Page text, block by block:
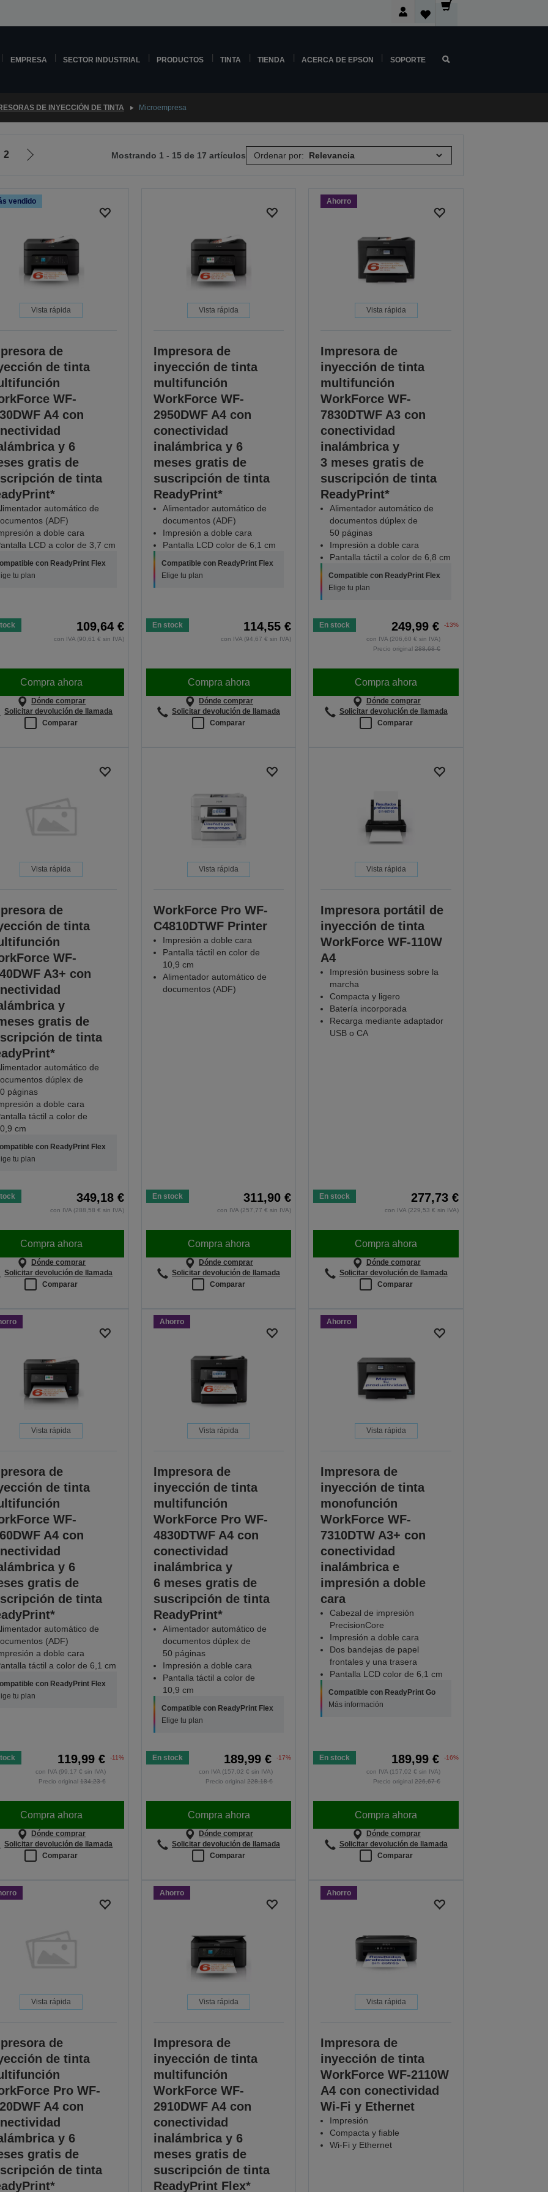
EMPRESA SECTOR INDUSTRIAL PRODUCTOS TINTA TIENDA ACERCA DE EPSON SOPORTE
DE INYECCIÓN DE TINTA Microempresa
2
Ir
página
Mostrando 1 - 15 de 17 artículos Ordenar por:
vendido
Vista rápida
de
de tinta
WF-
A4 con
y 6
gratis de
de tinta
automático de
(ADF)
a doble cara
LCD a color de 3,7 cm
con ReadyPrint Flex
tu plan
109,64 €
con IVA (90,61 € sin IVA)
Compra ahora
Dónde comprar
Solicitar devolución de llamada
Comparar
Vista rápida
Impresora de
inyección de tinta
multifunción
WorkForce WF-
2950DWF A4 con
conectividad
inalámbrica y 6
meses gratis de
suscripción de tinta
ReadyPrint*
Alimentador automático de
documentos (ADF)
Impresión a doble cara
Pantalla LCD color de 6,1 cm
Compatible con ReadyPrint Flex
Elige tu plan
En stock 114,55 €
con IVA (94,67 € sin IVA)
Compra ahora
Dónde comprar
Solicitar devolución de llamada
Comparar
Ahorro
Vista rápida
Impresora de
inyección de tinta
multifunción
WorkForce WF-
7830DTWF A3 con
conectividad
inalámbrica y
3 meses gratis de
suscripción de tinta
ReadyPrint*
Alimentador automático de
documentos dúplex de
50 páginas
Impresión a doble cara
Pantalla táctil a color de 6,8 cm
Compatible con ReadyPrint Flex
Elige tu plan
En stock 249,99 € -13%
con IVA (206,60 € sin IVA)
Precio original288,68 €
Compra ahora
Dónde comprar
Solicitar devolución de llamada
Comparar
Vista rápida
de
de tinta
WF-
A3+ con
y
gratis de
de tinta
automático de
dúplex de
páginas
a doble cara
táctil a color de
cm
con ReadyPrint Flex
tu plan
349,18 €
con IVA (288,58 € sin IVA)
Compra ahora
Dónde comprar
Solicitar devolución de llamada
Comparar
Vista rápida
WorkForce Pro WF-
C4810DTWF Printer
Impresión a doble cara
Pantalla táctil en color de
10,9 cm
Alimentador automático de
documentos (ADF)
En stock 311,90 €
con IVA (257,77 € sin IVA)
Compra ahora
Dónde comprar
Solicitar devolución de llamada
Comparar
Vista rápida
Impresora portátil de
inyección de tinta
WorkForce WF-110W
A4
Impresión business sobre la
marcha
Compacta y ligero
Batería incorporada
Recarga mediante adaptador
USB o CA
En stock 277,73 €
con IVA (229,53 € sin IVA)
Compra ahora
Dónde comprar
Solicitar devolución de llamada
Comparar
Vista rápida
de
de tinta
WF-
A4 con
y 6
gratis de
de tinta
automático de
(ADF)
a doble cara
táctil a color de 6,1 cm
con ReadyPrint Flex
tu plan
119,99 € -11%
con IVA (99,17 € sin IVA)
Precio original 134,23 €
Compra ahora
Dónde comprar
Solicitar devolución de llamada
Comparar
Ahorro
Vista rápida
Impresora de
inyección de tinta
multifunción
WorkForce Pro WF-
4830DTWF A4 con
conectividad
inalámbrica y
6 meses gratis de
suscripción de tinta
ReadyPrint*
Alimentador automático de
documentos dúplex de
50 páginas
Impresión a doble cara
Pantalla táctil a color de
10,9 cm
Compatible con ReadyPrint Flex
Elige tu plan
En stock 189,99 € -17%
con IVA (157,02 € sin IVA)
Precio original228,18 €
Compra ahora
Dónde comprar
Solicitar devolución de llamada
Comparar
Ahorro
Vista rápida
Impresora de
inyección de tinta
monofunción
WorkForce WF-
7310DTW A3+ con
conectividad
inalámbrica e
impresión a doble
cara
Cabezal de impresión
PrecisionCore
Impresión a doble cara
Dos bandejas de papel
frontales y una trasera
Pantalla LCD color de 6,1 cm
Compatible con ReadyPrint Go
Más información
En stock 189,99 € -16%
con IVA (157,02 € sin IVA)
Precio original226,67 €
Compra ahora
Dónde comprar
Solicitar devolución de llamada
Comparar
Vista rápida
de
de tinta
Pro WF-
A4 con
y 6
gratis de
de tinta
Ahorro
Vista rápida
Impresora de
inyección de tinta
multifunción
WorkForce WF-
2910DWF A4 con
conectividad
inalámbrica y 6
meses gratis de
suscripción de tinta
ReadyPrint Flex*
Ahorro
Vista rápida
Impresora de
inyección de tinta
WorkForce WF-2110W
A4 con conectividad
Wi-Fi y Ethernet
Impresión
Compacta y fiable
Wi-Fi y Ethernet